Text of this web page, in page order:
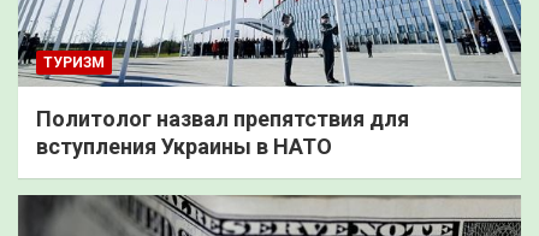
ТУРИЗМ
Политолог назвал препятствия для
вступления Украины в НАТО